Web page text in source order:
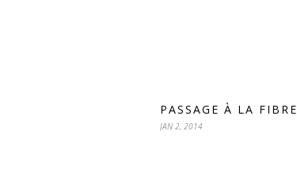
PASSAGE À LA FIBRE
JAN 2, 2014